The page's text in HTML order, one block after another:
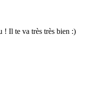
! Il te va très très bien :)